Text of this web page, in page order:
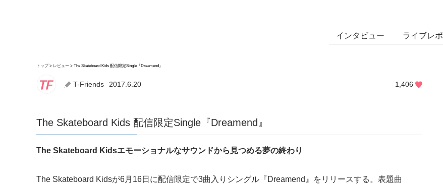
インタビュー ライブレポ
トップ レビュー The Skateboard Kids 配信限定Single『Dreamend』
T-Friends 2017.6.20 1,406
The Skateboard Kids 配信限定Single『Dreamend』
The Skateboard Kidsエモーショナルなサウンドから見つめる夢の終わり
The Skateboard Kidsが6月16日に配信限定で3曲入りシングル『Dreamend』をリリースする。表題曲